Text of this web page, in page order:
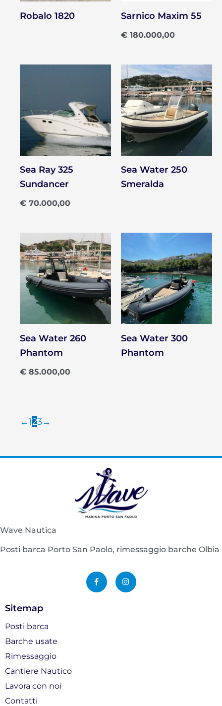
Robalo 1820 Sarnico Maxim 55
€ 180.000,00
Sea Ray 325
Sundancer
€ 70.000,00
Sea Water 250
Smeralda
Sea Water 260
Phantom
€ 85.000,00
Sea Water 300
Phantom
←123→
Wave Nautica
Posti barca Porto San Paolo, rimessaggio barche Olbia
a
c
e
b
n
s
t
a
Sitemap
Posti barca
Barche usate
Rimessaggio
Cantiere Nautico
Lavora con noi
Contatti